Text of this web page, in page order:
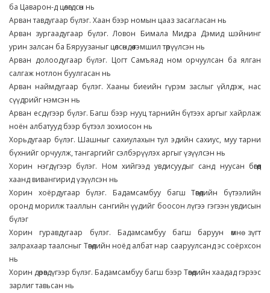
ба Цаварон-д цөлөгдсөн нь
Арван тавдугаар бүлэг. Хаан бээр номын цааз засагласан нь
Арван зургаадугаар бүлэг. Ловон Бимала Мидра Дэмид шэйнинг
урин залсан ба Бяруузаныг цөлсөндөө гэмшил төрүүлсэн нь
Арван долоодугаар бүлэг. Цогт Самъяад ном орчуулсан ба ялган
салгаж нотлон буулгасан нь
Арван наймдугаар бүлэг. Хааны биеийн гүрэм заслыг үйлдэж, нас
сүүдрийг нэмсэн нь
Арван есдүгээр бүлэг. Багш бээр нууц тарнийн бүтээх аргыг хайрлаж
ноён албатууд бээр бүтээл зохиосон нь
Хорьдугаар бүлэг. Шашныг сахиулахын тул эдийн сахиус, муу тарни
бүхнийг орчуулж, тангаргийг сэлбэрүүлэх аргыг үзүүлсэн нь
Хорин нэгдүгээр бүлэг. Ном хийгээд увдисуудыг санд нуусан бөгөөд
хаанд вивангирид үзүүлсэн нь
Хорин хоёрдугаар бүлэг. Бадамсамбуу багш Төвөдийн бүтээлийн
оронд морилж тааллын сангийн үүдийг боосон лүгээ гэгээн увдисын
бүлэг
Хорин гуравдугаар бүлэг. Бадамсамбуу багш баруун өмнө зүгт
залрахаар таалсныг Төвөдийн ноёд албат нар сааруулсанд эс соёрхсон
нь
Хорин дөрөвдүгээр бүлэг. Бадамсамбуу багш бээр Төвөдийн хаадад гэрээс
зарлиг тавьсан нь